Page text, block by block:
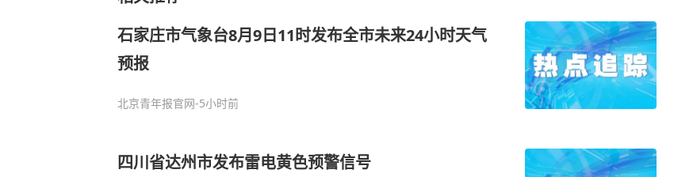
石家庄市气象台8月9日11时发布全市未来24小时天气
预报
北京青年报官网-5小时前
四川省达州市发布雷电黄色预警信号